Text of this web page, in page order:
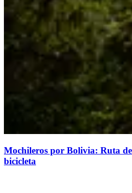
Mochileros por Bolivia: Ruta
bicicleta